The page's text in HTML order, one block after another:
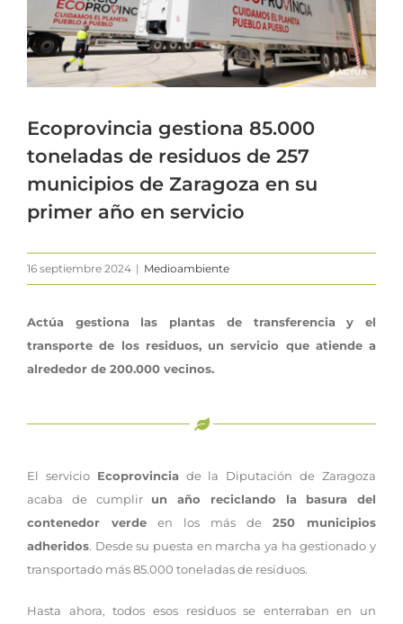
Ecoprovincia gestiona 85.000
toneladas de residuos de 257
municipios de Zaragoza en su
primer año en servicio
16 septiembre 2024 | Medioambiente
Actúa gestiona las plantas de transferencia y el
transporte de los residuos, un servicio que atiende a
alrededor de 200.000 vecinos.
El servicio Ecoprovincia de la Diputación de Zaragoza
acaba de cumplir un año reciclando la basura del
contenedor verde en los más de 250 municipios
adheridos. Desde su puesta en marcha ya ha gestionado y
transportado más 85.000 toneladas de residuos.
Hasta ahora, todos esos residuos se enterraban en un